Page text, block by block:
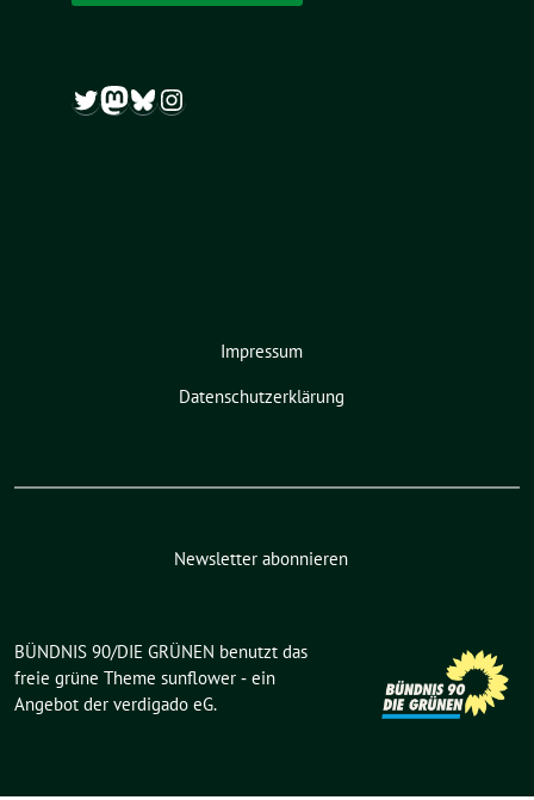
Twitter
Mastodon
Bluesky
Instagram
Impressum
Datenschutzerklärung
Newsletter abonnieren
BÜNDNIS 90/DIE GRÜNEN benutzt das
freie grüne Theme sunflower ‐ ein
Angebot der verdigado eG.